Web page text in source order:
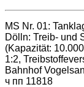
MS Nr. 01:
Dölln: Treib- und
(Kapazität:
1:2,
Bahnhof
ч пп 11818